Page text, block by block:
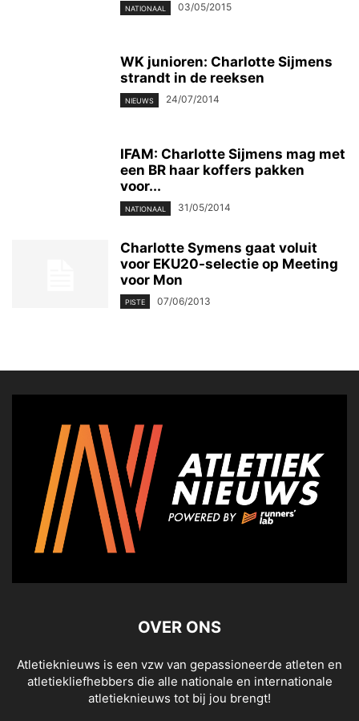
NATIONAAL 03/05/2015
WK junioren: Charlotte Sijmens
strandt in de reeksen
NIEUWS 24/07/2014
IFAM: Charlotte Sijmens mag met
een BR haar koffers pakken
voor...
NATIONAAL 31/05/2014
Charlotte Symens gaat voluit
voor EKU20-selectie op Meeting
voor Mon
PISTE 07/06/2013
OVER ONS
Atletieknieuws is een vzw van gepassioneerde atleten en
atletiekliefhebbers die alle nationale en internationale
atletieknieuws tot bij jou brengt!